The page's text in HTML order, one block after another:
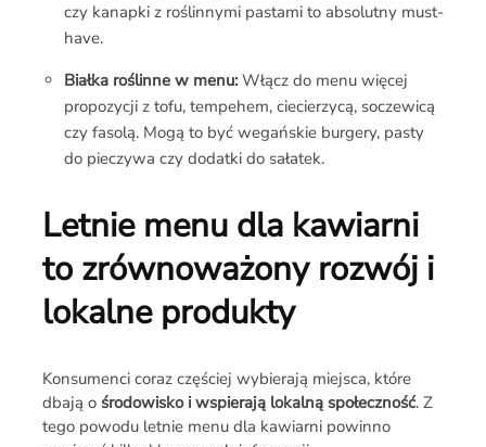
czy kanapki z roślinnymi pastami to absolutny must-
have.
Białka roślinne w menu:Włącz do menu więcej
propozycji z tofu, tempehem, ciecierzycą, soczewicą
czy fasolą. Mogą to być wegańskie burgery, pasty
do pieczywa czy dodatki do sałatek.
Letnie menu dla kawiarni
to zrównoważony rozwój i
lokalne produkty
Konsumenci coraz częściej wybierają miejsca, które
dbają o środowisko i wspierają lokalną społeczność. Z
tego powodu letnie menu dla kawiarni powinno